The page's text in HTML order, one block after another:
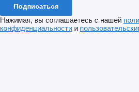
Подписаться
Нажимая, вы соглашаетесь с нашей
конфиденциальности и